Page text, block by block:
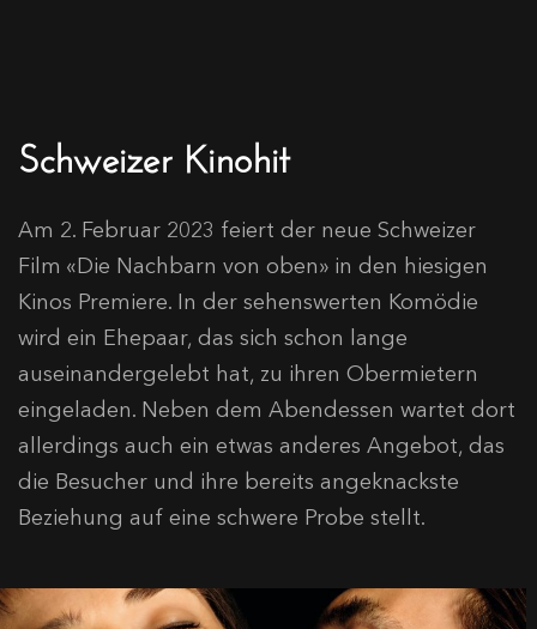
Schweizer Kinohit
Am 2. Februar 2023 feiert der neue Schweizer
Film «Die Nachbarn von oben» in den hiesigen
Kinos Premiere. In der sehenswerten Komödie
wird ein Ehepaar, das sich schon lange
auseinandergelebt hat, zu ihren Obermietern
eingeladen. Neben dem Abendessen wartet dort
allerdings auch ein etwas anderes Angebot, das
die Besucher und ihre bereits angeknackste
Beziehung auf eine schwere Probe stellt.